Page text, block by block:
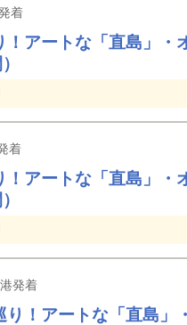
着
！アートな「直島」
着
！アートな「直島」
発着
り！アートな「直島